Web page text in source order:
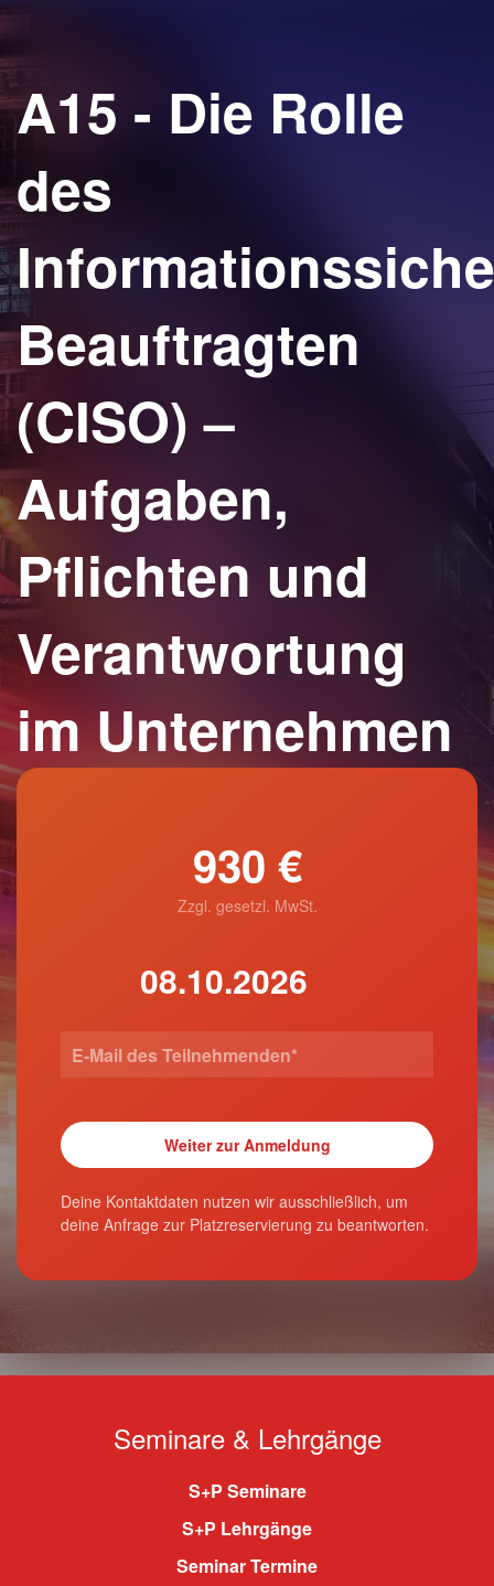
A15 - Die Rolle
des
Beauftragten
(CISO) –
Aufgaben,
Pflichten und
Verantwortung
im Unternehmen
930 €
Zzgl. gesetzl. MwSt.
Deine Kontaktdaten nutzen wir ausschließlich, um
deine Anfrage zur Platzreservierung zu beantworten.
Seminare & Lehrgänge
S+P Seminare
S+P Lehrgänge
Seminar Termine